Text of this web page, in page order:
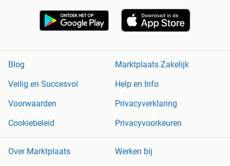
Blog
Marktplaats Zakelijk
Veilig en Succesvol
Help en Info
Voorwaarden
Privacyverklaring
Cookiebeleid
Privacyvoorkeuren
Over Marktplaats Werken bij